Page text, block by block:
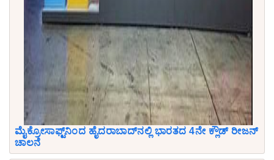
ಮೈಕ್ರೋಸಾಫ್ಟ್‌ನಿಂದ ಹೈದರಾಬಾದ್‌ನಲ್ಲಿ ಭಾರತದ 4ನೇ ಕ್ಲೌಡ್ ರೀಜನ್
ಚಾಲನೆ